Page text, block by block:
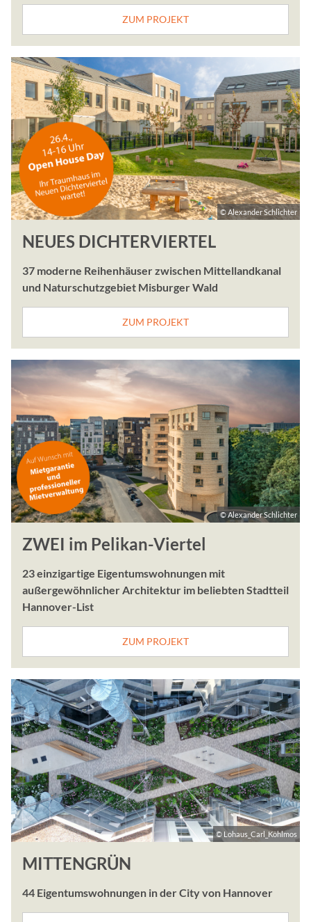
ZUM PROJEKT
© Alexander Schlichter
NEUES DICHTERVIERTEL
37 moderne Reihenhäuser zwischen Mittellandkanal
und Naturschutzgebiet Misburger Wald
ZUM PROJEKT
© Alexander Schlichter
ZWEI im Pelikan-Viertel
23 einzigartige Eigentumswohnungen mit
außergewöhnlicher Architektur im beliebten Stadtteil
Hannover-List
ZUM PROJEKT
© Lohaus_Carl_Köhlmos
MITTENGRÜN
44 Eigentumswohnungen in der City von Hannover
Anbieter:
Zweck:
Cookie Laufzeit:
bis zu 18 Monate
Brevo Newsletter
Anbieter:
Sendinblue GmbH
Zweck:
bereitgstellt durch den
Perbit Stellenanzeigen
perbit Software GmbH
Wird verwendet, um
mehreren Servern zu
optimieren.
ImmoScout24
Name:
JSESSIONID
Anbieter:
Zweck:
STATISTIK
Statistik Cookies
Informationen helfen
Besucher unsere
Google Analytics
Name:
Google Ireland Limited,